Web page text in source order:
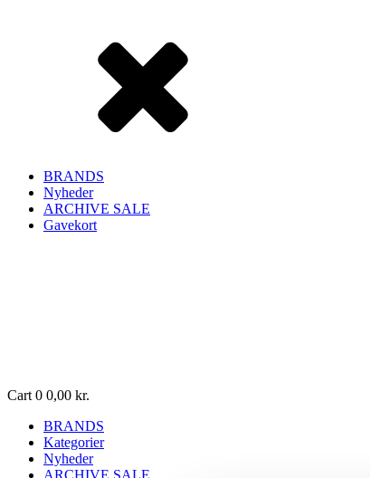
BRANDS
Nyheder
ARCHIVE SALE
Gavekort
Cart 0 0,00 kr.
BRANDS
Kategorier
Nyheder
ARCHIVE SALE